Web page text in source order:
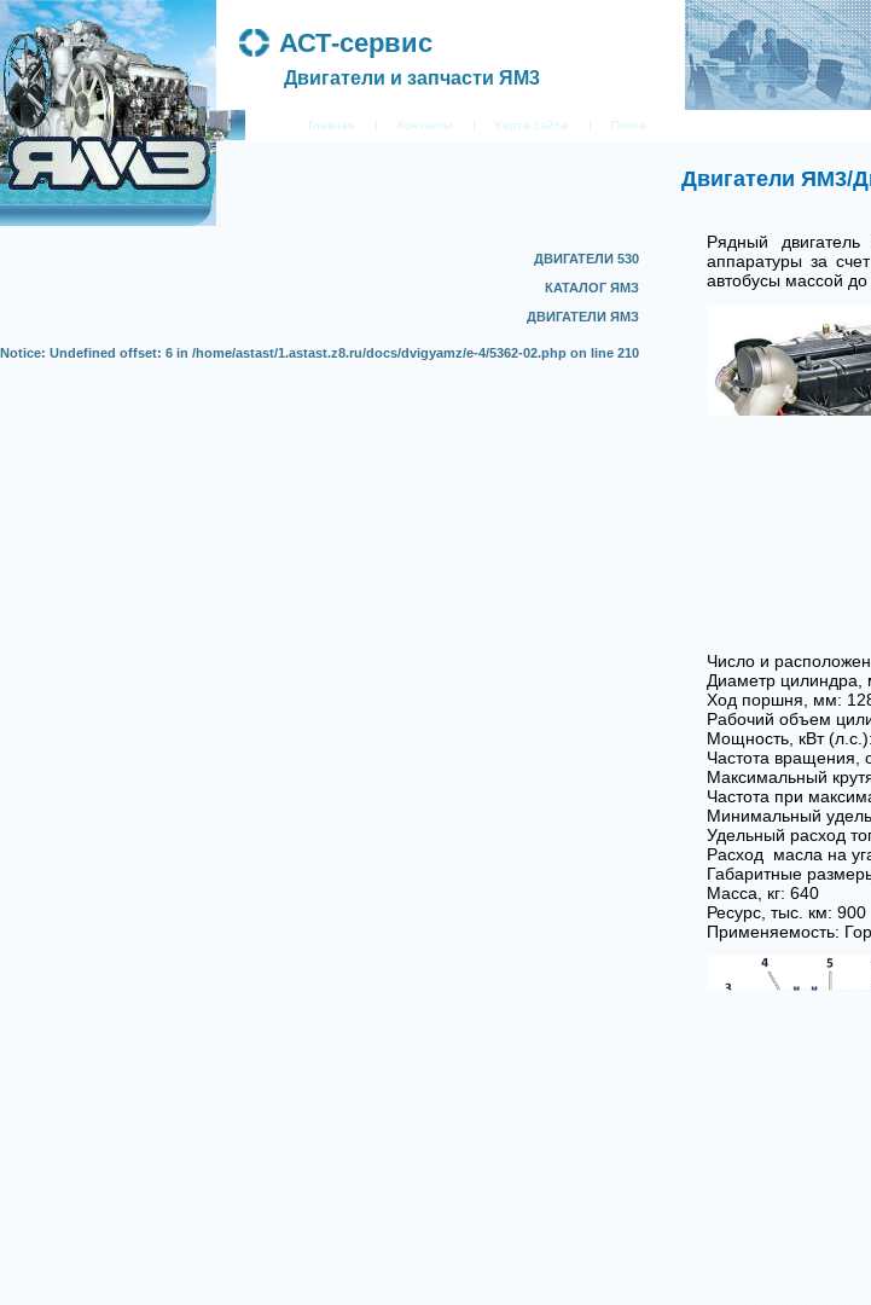
АСТ-сервис
Двигатели и запчасти ЯМ3
Главная | Контакты | Карта сайта | Почта
ДВИГАТЕЛИ 530
КАТАЛОГ ЯМЗ
ДВИГАТЕЛИ ЯМЗ
Notice: Undefined offset: 6 in /home/astast/1.astast.z8.ru/docs/dvigyamz/e-4/5362-02.php on line 210
Двигатели ЯМ3/
Рядный
аппаратуры за
автобусы массой
Число и
Диаметр цилиндра,
Ход поршня, мм:
Рабочий объем
Мощность, кВт
Частота вращения,
Максимальный
Частота при
Минимальный
Удельный расход
Расход масла на
Габаритные
Масса, кг: 640
Ресурс, тыс. км: 900
Применяемость: